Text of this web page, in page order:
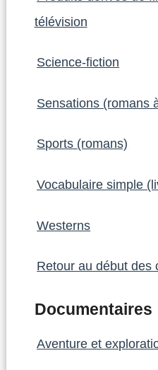
télévision
Science-fiction
Sensations (romans
Sports (romans)
Vocabulaire simple
Westerns
Retour au début des
Documentaires
Aventure et